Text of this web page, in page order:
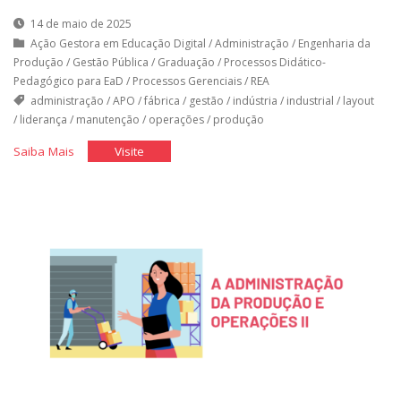
14 de maio de 2025
Ação Gestora em Educação Digital /Administração / Engenharia da
Produção / Gestão Pública / Graduação / Processos Didático-
Pedagógico para EaD / Processos Gerenciais/ REA
administração /APO /fábrica / gestão / indústria / industrial / layout
/ liderança / manutenção / operações/ produção
Saiba Mais"A
Operações
Visite"A
Operações
III"